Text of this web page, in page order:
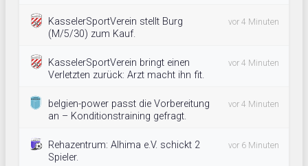
KasselerSportVerein stellt Burg
(M/5/30) zum Kauf.
vor 4 Minuten
KasselerSportVerein bringt einen
Verletzten zurück: Arzt macht ihn fit.
vor 4 Minuten
belgien-power passt die Vorbereitung
an – Konditionstraining gefragt.
vor 4 Minuten
Rehazentrum: Alhima e.V. schickt 2
Spieler.
vor 6 Minuten